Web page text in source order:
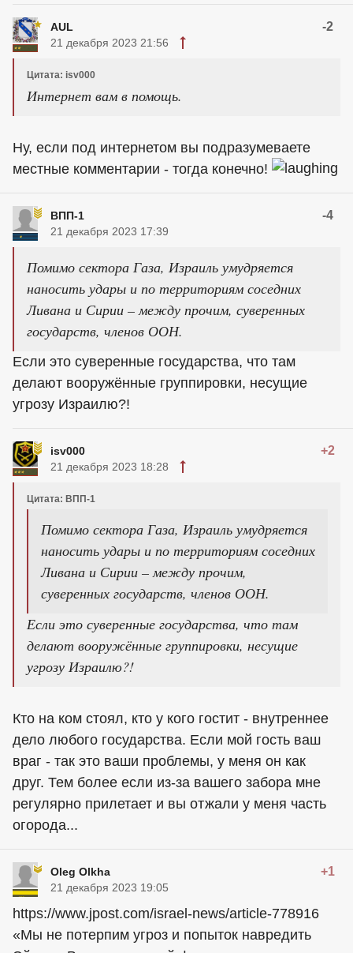
AUL -2
21 декабря 2023 21:56
Цитата: isv000
Интернет вам в помощь.
Ну, если под интернетом вы подразумеваете
местные комментарии - тогда конечно!
ВПП-1 -4
21 декабря 2023 17:39
Помимо сектора Газа, Израиль умудряется
наносить удары и по территориям соседних
Ливана и Сирии – между прочим, суверенных
государств, членов ООН.
Если это суверенные государства, что там
делают вооружённые группировки, несущие
угрозу Израилю?!
isv000 +2
21 декабря 2023 18:28
Цитата: ВПП-1
Помимо сектора Газа, Израиль умудряется
наносить удары и по территориям соседних
Ливана и Сирии – между прочим,
суверенных государств, членов ООН.
Если это суверенные государства, что там
делают вооружённые группировки, несущие
угрозу Израилю?!
Кто на ком стоял, кто у кого гостит - внутреннее
дело любого государства. Если мой гость ваш
враг - так это ваши проблемы, у меня он как
друг. Тем более если из-за вашего забора мне
регулярно прилетает и вы отжали у меня часть
огорода...
Oleg Olkha +1
21 декабря 2023 19:05
https://www.jpost.com/israel-news/article-778916
«Мы не потерпим угроз и попыток навредить